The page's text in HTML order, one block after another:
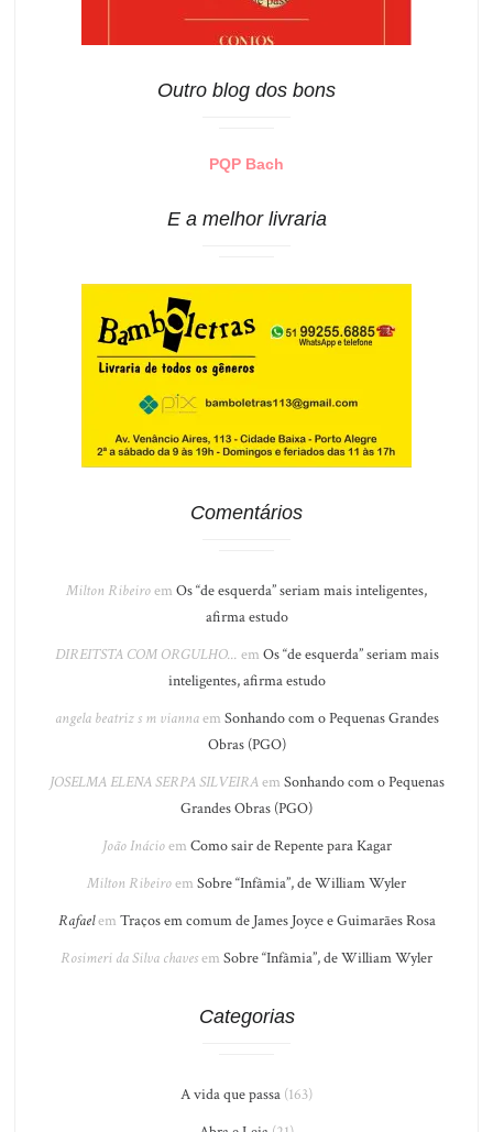
Outro blog dos bons
PQP Bach
E a melhor livraria
Comentários
Milton Ribeiroem Os “de esquerda” seriam mais inteligentes,
afirma estudo
DIREITSTA COM ORGULHO... em Os “de esquerda” seriam mais
inteligentes, afirma estudo
angela beatriz s m viannaem Sonhando com o Pequenas Grandes
Obras (PGO)
JOSELMA ELENA SERPA SILVEIRAem Sonhando com o Pequenas
Grandes Obras (PGO)
João Inácioem Como sair de Repente para Kagar
Milton Ribeiroem Sobre “Infâmia”, de William Wyler
Rafaelem Traços em comum de James Joyce e Guimarães Rosa
Rosimeri da Silva chavesem Sobre “Infâmia”, de William Wyler
Categorias
A vida que passa (163)